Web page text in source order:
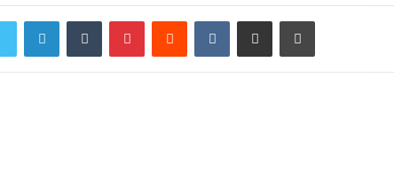
LinkedInTumblr PinterestReddit VKontakteShare via Email Print